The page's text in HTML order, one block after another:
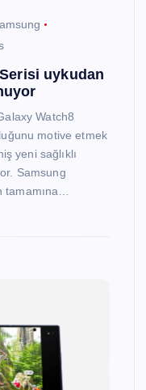
uykudan
Watch8
motive etmek
yeni sağlıklı
Samsung
tamamına…